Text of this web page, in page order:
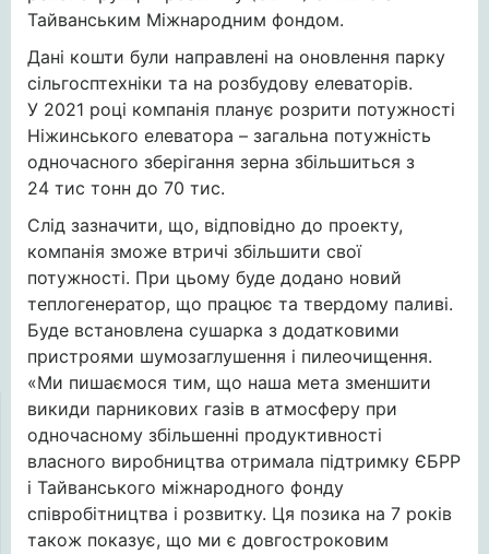
Тайванським Міжнародним фондом.
Дані кошти були направлені на оновлення парку
сільгосптехніки та на розбудову елеваторів.
У 2021 році компанія планує розрити потужності
Ніжинського елеватора – загальна потужність
одночасного зберігання зерна збільшиться з
24 тис тонн до 70 тис.
Слід зазначити, що, відповідно до проекту,
компанія зможе втричі збільшити свої
потужності. При цьому буде додано новий
теплогенератор, що працює та твердому паливі.
Буде встановлена сушарка з додатковими
пристроями шумозаглушення і пилеочищення.
«Ми пишаємося тим, що наша мета зменшити
викиди парникових газів в атмосферу при
одночасному збільшенні продуктивності
власного виробництва отримала підтримку ЄБРР
і Тайванського міжнародного фонду
співробітництва і розвитку. Ця позика на 7 років
також показує, що ми є довгостроковим